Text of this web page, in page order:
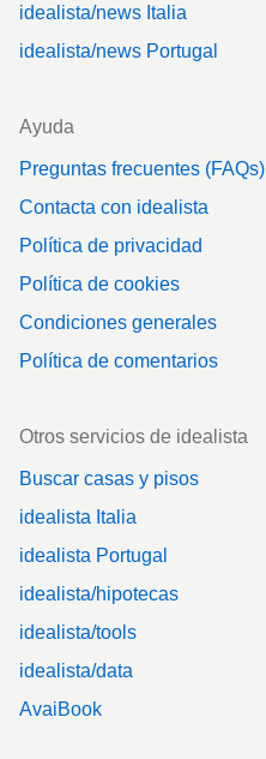
idealista/news Italia
idealista/news Portugal
Ayuda
Preguntas frecuentes (FAQs)
Contacta con idealista
Política de privacidad
Política de cookies
Condiciones generales
Política de comentarios
Otros servicios de idealista
Buscar casas y pisos
idealista Italia
idealista Portugal
idealista/hipotecas
idealista/tools
idealista/data
AvaiBook